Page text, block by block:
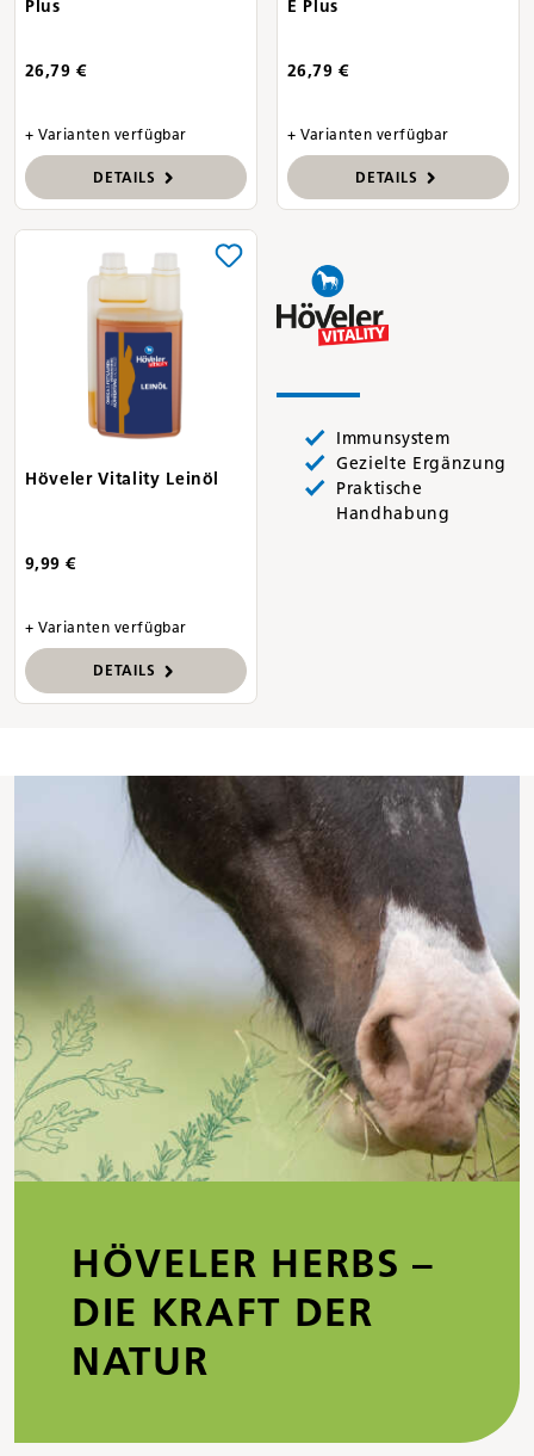
Plus
26,79 €
+ Varianten verfügbar
DETAILS
E Plus
26,79 €
+ Varianten verfügbar
DETAILS
Höveler Vitality Leinöl
9,99 €
+ Varianten verfügbar
DETAILS
Immunsystem
Gezielte Ergänzung
Praktische
Handhabung
HÖVELER HERBS –
DIE KRAFT DER
NATUR